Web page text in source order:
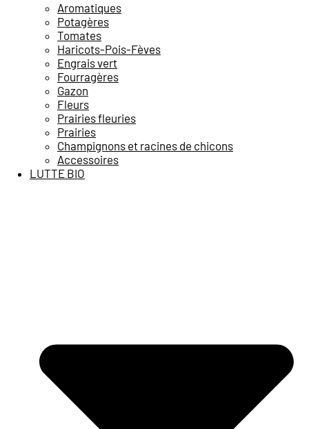
Aromatiques
Potagères
Tomates
Haricots-Pois-Fèves
Engrais vert
Fourragères
Gazon
Fleurs
Prairies fleuries
Prairies
Champignons et racines de chicons
Accessoires
LUTTE BIO